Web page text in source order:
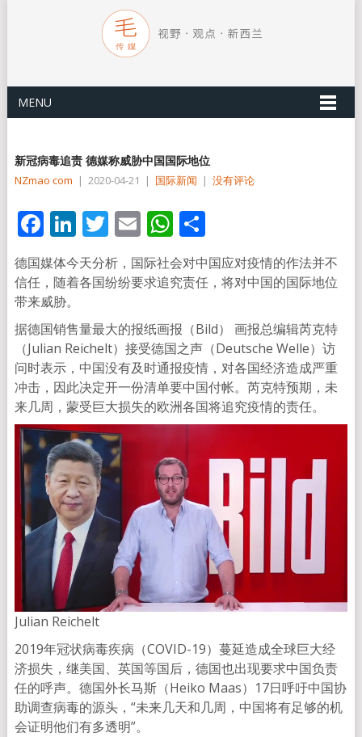
MENU
新冠病毒追责 德媒称威胁中国国际地位
NZmao com | 2020-04-21 | 国际新闻 | 没有评论
Facebook
LinkedIn
Twitter
EmailWhatsApp
分
享
德国媒体今天分析，国际社会对中国应对疫情的作法并不
信任，随着各国纷纷要求追究责任，将对中国的国际地位
带来威胁。
据德国销售量最大的报纸画报（Bild） 画报总编辑芮克特
（Julian Reichelt）接受德国之声（Deutsche Welle）访
问时表示，中国没有及时通报疫情，对各国经济造成严重
冲击，因此决定开一份清单要中国付帐。芮克特预期，未
来几周，蒙受巨大损失的欧洲各国将追究疫情的责任。
Julian Reichelt
2019年冠状病毒疾病（COVID-19）蔓延造成全球巨大经
济损失，继美国、英国等国后，德国也出现要求中国负责
任的呼声。德国外长马斯（Heiko Maas）17日呼吁中国协
助调查病毒的源头，“未来几天和几周，中国将有足够的机
会证明他们有多透明”。